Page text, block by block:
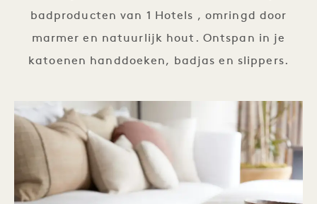
badproducten van 1 Hotels , omringd door
marmer en natuurlijk hout. Ontspan in je
katoenen handdoeken, badjas en slippers.